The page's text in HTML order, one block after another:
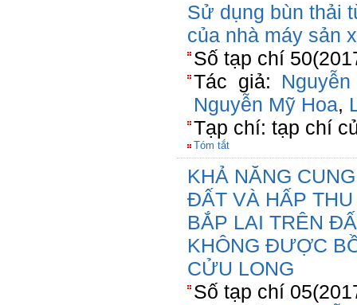
Sử dụng bùn thải
của nhà máy sản
Số tạp chí
Tác giả:
Nguyễn Mỹ Hoa,
Tạp chí: tạp chí
Tóm tắt
KHẢ NĂNG
ĐẤT VÀ HẤP
BẮP LAI TRÊN
KHÔNG ĐƯỢC
CỬU LONG
Số tạp chí